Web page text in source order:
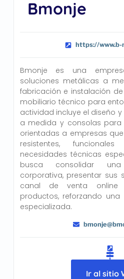
Bmonje
https://www.b-
Bmonje es una
soluciones metálicas a
fabricación e instalación
mobiliario técnico para
actividad incluye el diseño
a medida y consolas para
orientadas a empresas
resistentes,
necesidades técnicas
busca consolidar
corporativa, presentar sus
canal de venta online
productos, reforzando
especializada.
Ir al sitio